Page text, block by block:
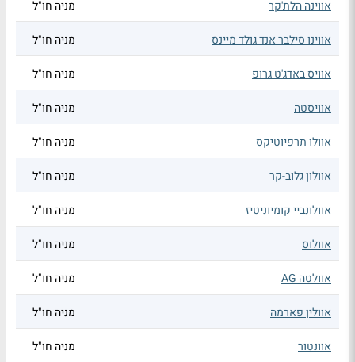
אווינה הלת'קר מניה חו"ל
אווינו סילבר אנד גולד מיינס מניה חו"ל
אוויס באדג'ט גרופ מניה חו"ל
אוויסטה מניה חו"ל
אוולו תרפיוטיקס מניה חו"ל
אוולון גלוב-קר מניה חו"ל
אוולונביי קומיוניטיז מניה חו"ל
אוולוס מניה חו"ל
אוולטה AG מניה חו"ל
אוולין פארמה מניה חו"ל
אוונטור מניה חו"ל